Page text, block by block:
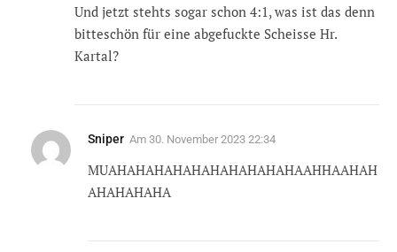
Und jetzt stehts sogar schon 4:1, was ist das denn
bitteschön für eine abgefuckte Scheisse Hr.
Kartal?
Sniper Am 30. November 2023 22:34
MUAHAHAHAHAHAHAHAHAHAHAAHHAAHAH
AHAHAHAHA